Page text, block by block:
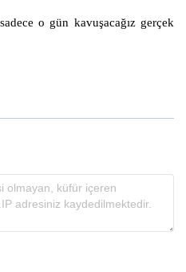
o gün kavuşacağız gerçek